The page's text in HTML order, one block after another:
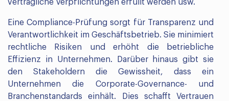
vertragliche Verpflichtungen erfüllt werden usw.
Eine Compliance-Prüfung sorgt für Transparenz und
Verantwortlichkeit im Geschäftsbetrieb. Sie minimiert
rechtliche Risiken und erhöht die betriebliche
Effizienz in Unternehmen. Darüber hinaus gibt sie
den Stakeholdern die Gewissheit, dass ein
Unternehmen die Corporate-Governance- und
Branchenstandards einhält. Dies schafft Vertrauen